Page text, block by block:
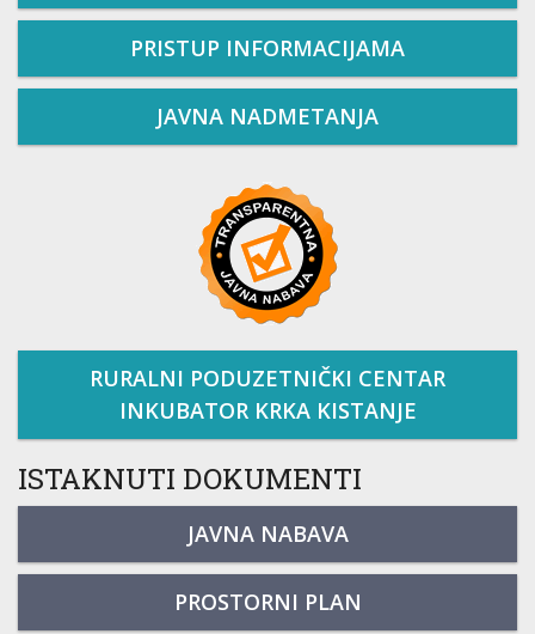
PRISTUP INFORMACIJAMA
JAVNA NADMETANJA
RURALNI PODUZETNIČKI CENTAR
INKUBATOR KRKA KISTANJE
ISTAKNUTI DOKUMENTI
JAVNA NABAVA
PROSTORNI PLAN